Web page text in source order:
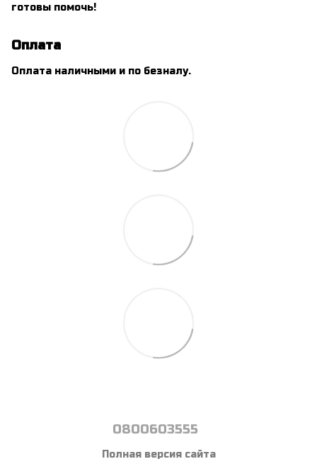
готовы помочь!
Оплата
Оплата наличными и по безналу.
0800603555
Полная версия сайта